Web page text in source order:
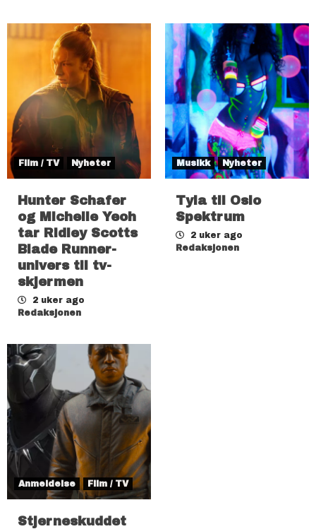
Film / TV Nyheter
Hunter Schafer
og Michelle Yeoh
tar Ridley Scotts
Blade Runner-
univers til tv-
skjermen
2 uker ago
Redaksjonen
Musikk Nyheter
Tyla til Oslo
Spektrum
2 uker ago
Redaksjonen
Anmeldelse Film / TV
Stjerneskuddet